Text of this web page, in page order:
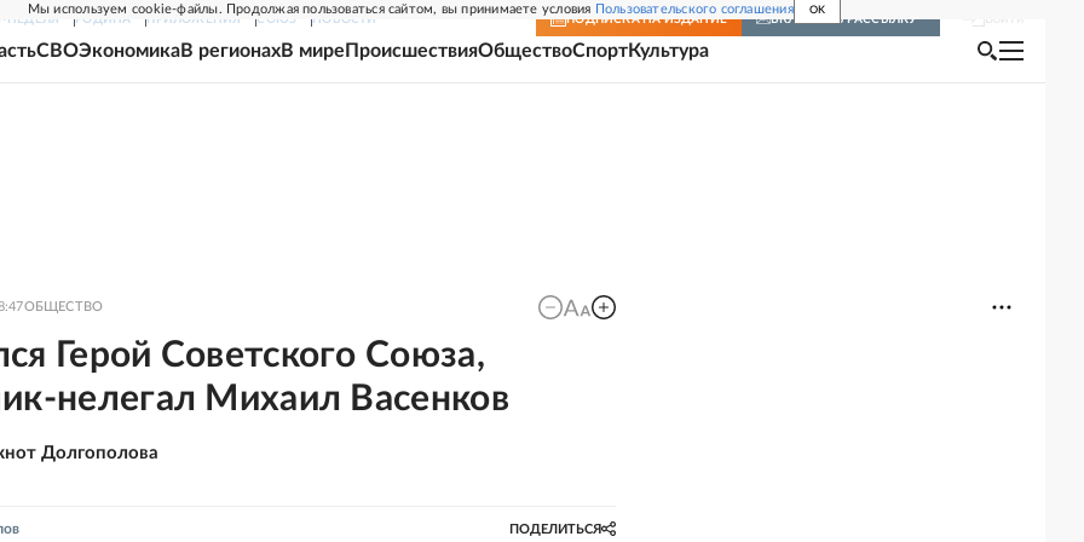
Мы используем cookie-файлы. Продолжая пользоваться сайтом, вы принимаете условия Пользовательского соглашения OK
НЕДЕЛЯ РОДИНА ПРИЛОЖЕНИЯ СОЮЗ НОВОСТИ ПОДПИСКА НА ИЗДАНИЕ ВКЛЮЧИТЬ РАССЫЛКУ
СВОЭкономикаВ регионахВ мире ПроисшествияОбществоСпортКультура
ОБЩЕСТВО
Герой Советского Союза,
нелегал Михаил Васенков
Долгополова
ПОДЕЛИТЬСЯ